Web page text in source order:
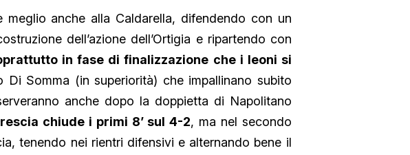
anche alla Caldarella, difendendo con un
dell’azione dell’Ortigia e ripartendo con
in fase di finalizzazione che i leoni si
Somma (in superiorità) che impallinano subito
anche dopo la doppietta di Napolitano
chiude i primi 8’ sul 4-2, ma nel secondo
tenendo nei rientri difensivi e alternando bene il